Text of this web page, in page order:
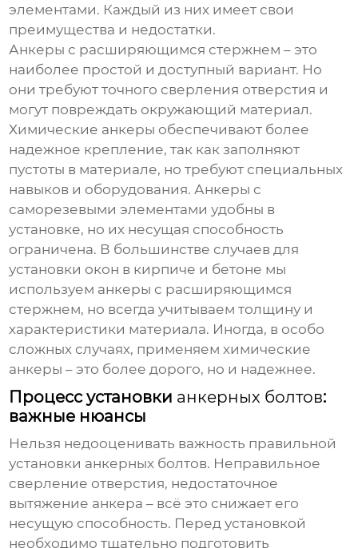
элементами. Каждый из них имеет свои
преимущества и недостатки.
Анкеры с расширяющимся стержнем – это
наиболее простой и доступный вариант. Но
они требуют точного сверления отверстия и
могут повреждать окружающий материал.
Химические анкеры обеспечивают более
надежное крепление, так как заполняют
пустоты в материале, но требуют специальных
навыков и оборудования. Анкеры с
саморезевыми элементами удобны в
установке, но их несущая способность
ограничена. В большинстве случаев для
установки окон в кирпиче и бетоне мы
используем анкеры с расширяющимся
стержнем, но всегда учитываем толщину и
характеристики материала. Иногда, в особо
сложных случаях, применяем химические
анкеры – это более дорого, но и надежнее.
Процесс установки анкерных болтов:
важные нюансы
Нельзя недооценивать важность правильной
установки анкерных болтов. Неправильное
сверление отверстия, недостаточное
вытяжение анкера – всё это снижает его
несущую способность. Перед установкой
необходимо тщательно подготовить